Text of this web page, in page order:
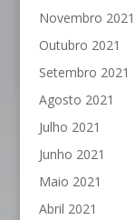
Novembro 2021
Outubro 2021
Setembro 2021
Agosto 2021
Julho 2021
Junho 2021
Maio 2021
Abril 2021